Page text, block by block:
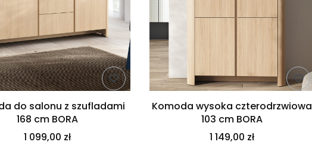
do salonu z szufladami
168 cm BORA
1 099,00 zł
Komoda wysoka czterodrzwiowa
103 cm BORA
1 149,00 zł